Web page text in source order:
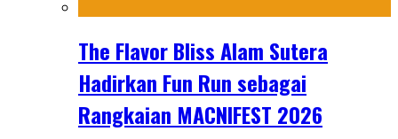
The Flavor Bliss Alam Sutera
Hadirkan Fun Run sebagai
Rangkaian MACNIFEST 2026